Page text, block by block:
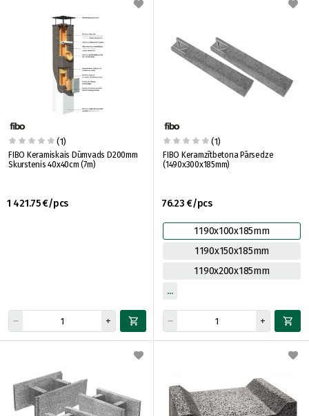
(1)
FIBO Keramiskais Dūmvads D200mm
Skurstenis 40x40cm (7m)
1 421.75 €/pcs
(1)
FIBO Keramzītbetona Pārsedze
(1490x300x185mm)
76.23 €/pcs
1190x100x185mm
1190x150x185mm
1190x200x185mm